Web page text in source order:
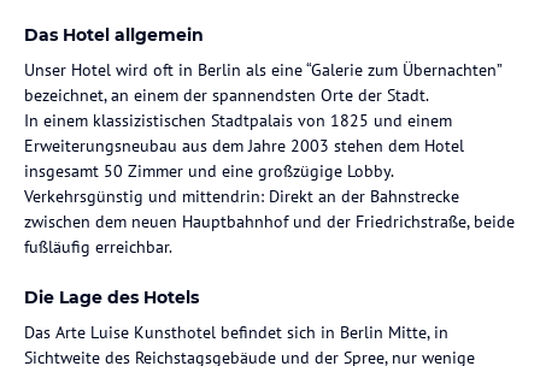
Das Hotel allgemein
Unser Hotel wird oft in Berlin als eine “Galerie zum Übernachten”
bezeichnet, an einem der spannendsten Orte der Stadt.
In einem klassizistischen Stadtpalais von 1825 und einem
Erweiterungsneubau aus dem Jahre 2003 stehen dem Hotel
insgesamt 50 Zimmer und eine großzügige Lobby.
Verkehrsgünstig und mittendrin: Direkt an der Bahnstrecke
zwischen dem neuen Hauptbahnhof und der Friedrichstraße, beide
fußläufig erreichbar.
Die Lage des Hotels
Das Arte Luise Kunsthotel befindet sich in Berlin Mitte, in
Sichtweite des Reichstagsgebäude und der Spree, nur wenige